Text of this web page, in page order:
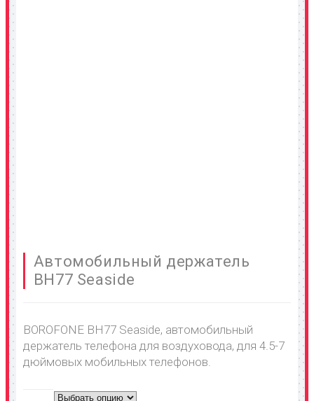
Автомобильный держатель
BH77 Seaside
BOROFONE BH77 Seaside, автомобильный
держатель телефона для воздуховода, для 4.5-7
дюймовых мобильных телефонов.